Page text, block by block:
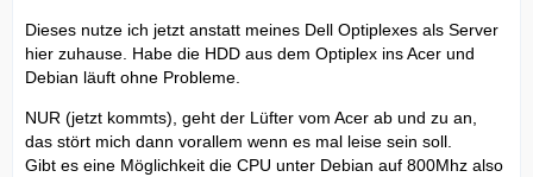
Dieses nutze ich jetzt anstatt meines Dell Optiplexes als Server
hier zuhause. Habe die HDD aus dem Optiplex ins Acer und
Debian läuft ohne Probleme.
NUR (jetzt kommts), geht der Lüfter vom Acer ab und zu an,
das stört mich dann vorallem wenn es mal leise sein soll.
Gibt es eine Möglichkeit die CPU unter Debian auf 800Mhz also